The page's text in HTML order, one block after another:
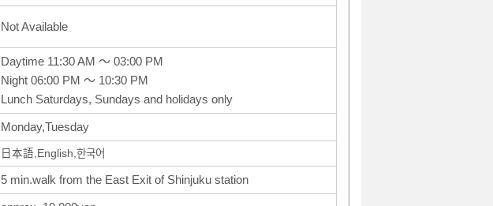
Not Available
Daytime 11:30 AM ～ 03:00 PM
Night 06:00 PM ～ 10:30 PM
Lunch Saturdays, Sundays and holidays only
Monday,Tuesday
日本語,English,한국어
5 min.walk from the East Exit of Shinjuku station